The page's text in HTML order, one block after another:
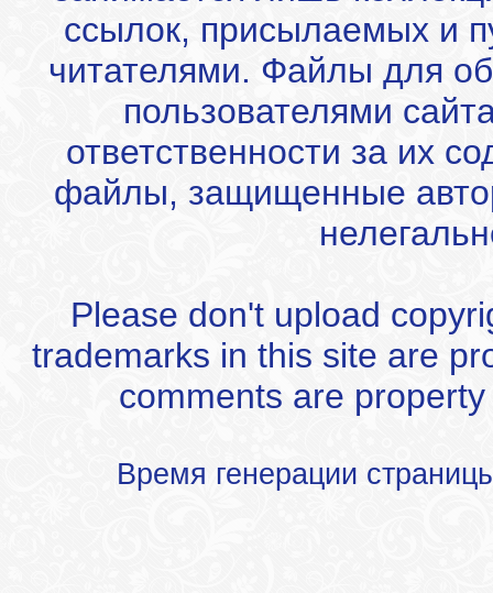
ссылок, присылаемых и
читателями. Файлы для
пользователями
ответственности за их
файлы, защищенные
Please don't upload
trademarks in this site are
comments are
Время генерации